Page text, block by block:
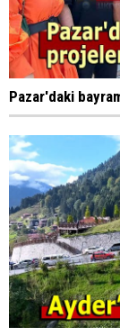
Pazar'daki